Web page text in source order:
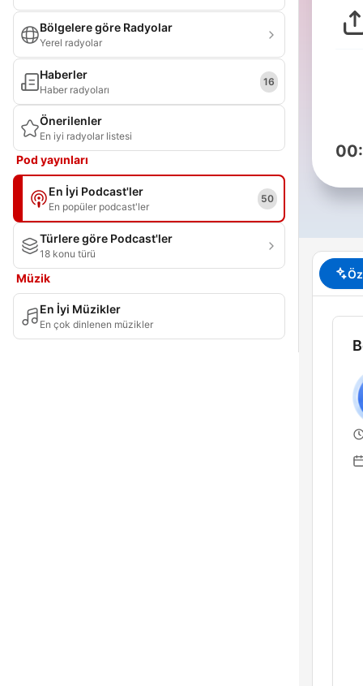
Bölgelere göre Radyolar
Yerel radyolar
Haberler
Haber radyoları
16
Önerilenler
En iyi radyolar listesi
Pod yayınları
En İyi Podcast'ler
En popüler podcast'ler
50
Türlere göre Podcast'ler
18 konu türü
Müzik
En İyi Müzikler
En çok dinlenen müzikler